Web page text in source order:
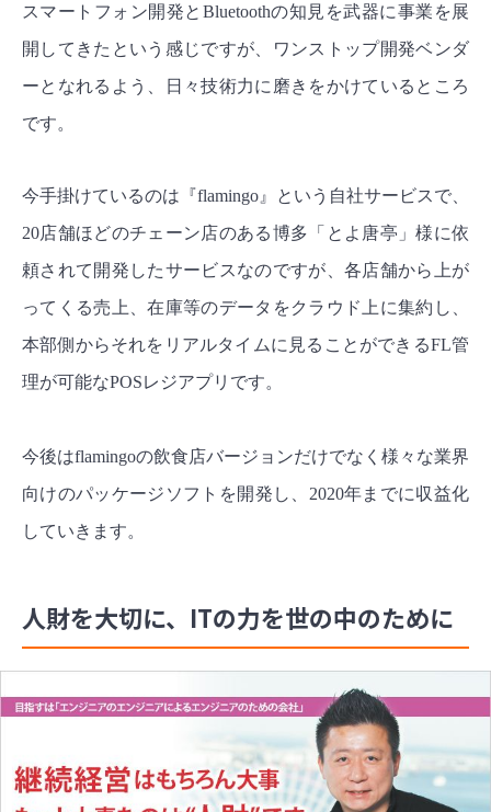
スマートフォン開発とBluetoothの知見を武器に事業を展
開してきたという感じですが、ワンストップ開発ベンダ
ーとなれるよう、日々技術力に磨きをかけているところ
です。
今手掛けているのは『flamingo』という 自社サービスで、
20店舗ほどのチェーン店のある博多「とよ唐亭」様に依
頼されて開発したサービスなのですが、各店舗から上が
ってくる売上、在庫等のデータをクラウド上に集約し、
本部側からそれをリアルタイムに見ることができるFL管
理が可能なPOSレジアプリです。
今後はflamingoの飲食店バージョンだけでなく様々な業界
向けのパッケージソフトを開発し、2020年までに収益化
していきます。
人財を大切に、ITの力を世の中のために